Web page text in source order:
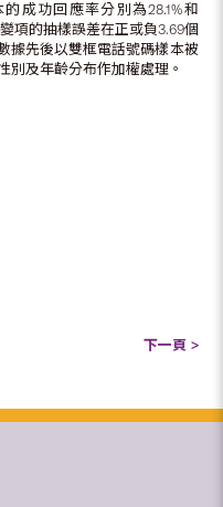
成功回應率分別為28.1%和
項的抽樣誤差在正或負3.69個
據先後以雙框電話號碼樣本被
別及年齡分布作加權處理。
下一頁 >